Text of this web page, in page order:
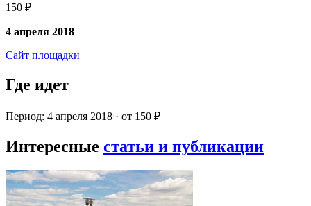
150 ₽
4 апреля 2018
Сайт площадки
Где идет
Период: 4 апреля 2018 · от 150 ₽
Интересные статьи и публикации